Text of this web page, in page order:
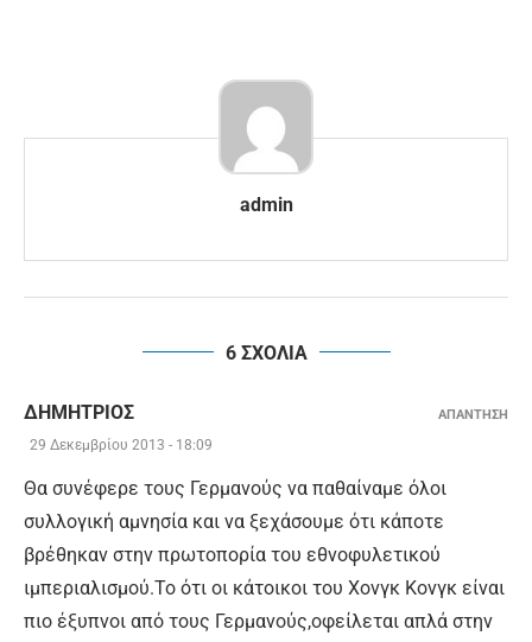
admin
6 ΣΧΟΛΙΑ
ΔΗΜΉΤΡΙΟΣ
29 Δεκεμβρίου 2013 - 18:09
Θα συνέφερε τους Γερμανούς να παθαίναμε όλοι
συλλογική αμνησία και να ξεχάσουμε ότι κάποτε
βρέθηκαν στην πρωτοπορία του εθνοφυλετικού
ιμπεριαλισμού.Το ότι οι κάτοικοι του Χονγκ Κονγκ είναι
πιο έξυπνοι από τους Γερμανούς,οφείλεται απλά στην
ΑΠΑΝΤΗΣΗ